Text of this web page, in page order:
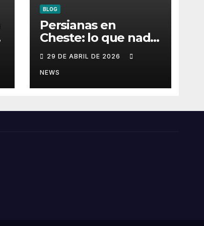
BLOG
Persianas en
Cheste: lo que nadie
revisa… hasta que
deja de funcionar
29 DE ABRIL DE 2026
NEWS